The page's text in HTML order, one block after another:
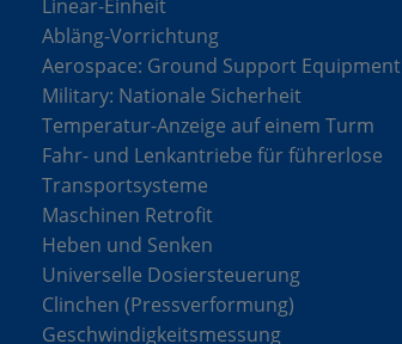
Linear-Einheit
Abläng-Vorrichtung
Aerospace: Ground Support Equipment
Military: Nationale Sicherheit
Temperatur-Anzeige auf einem Turm
Fahr- und Lenkantriebe für führerlose
Transportsysteme
Maschinen Retrofit
Heben und Senken
Universelle Dosiersteuerung
Clinchen (Pressverformung)
Geschwindigkeitsmessung